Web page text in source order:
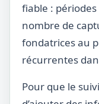
fiable :
nombre de
fondatrices au
récurrentes
Pour que le